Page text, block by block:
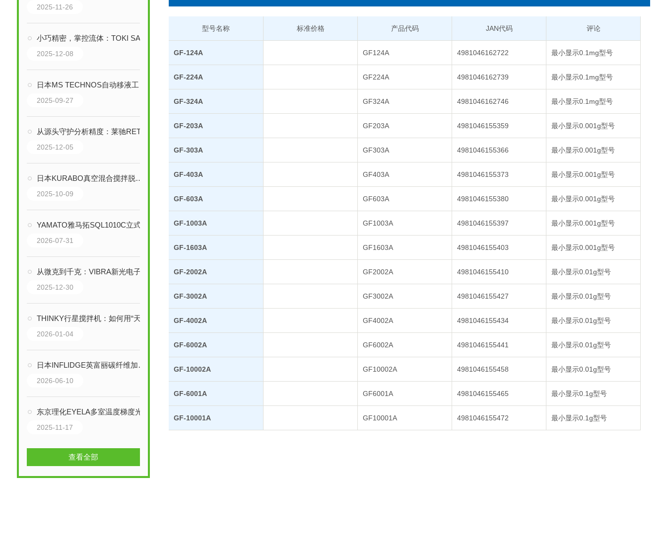
2025-11-26
小巧精密，掌控流体：TOKI SANGYO小型粘度计的技术革新与行业赋能
2025-12-08
日本MS TECHNOS自动移液工作站的工作原理是什么
2025-09-27
从源头守护分析精度：莱驰RETSCH高精度分样技术深度解析
2025-12-05
日本KURABO真空混合搅拌脱泡机：精密材料的混合解决方案
2025-10-09
YAMATO雅马拓SQL1010C立式压力蒸汽灭菌器技术解析
2026-07-31
从微克到千克：VIBRA新光电子天平的技术革新与精密世界构建
2025-12-30
THINKY行星搅拌机：如何用“天体力学”实现纳米级均匀混合？
2026-01-04
日本INFLIDGE英富丽碳纤维加热器CFH-290：高效节能的远红外加热解决方案
2026-06-10
东京理化EYELA多室温度梯度光照培养箱技术解析
2025-11-17
查看全部
型号名称 标准价格 产品代码 JAN代码 评论
GF-124A GF124A 4981046162722 最小显示0.1mg型号
GF-224A GF224A 4981046162739 最小显示0.1mg型号
GF-324A GF324A 4981046162746 最小显示0.1mg型号
GF-203A GF203A 4981046155359 最小显示0.001g型号
GF-303A GF303A 4981046155366 最小显示0.001g型号
GF-403A GF403A 4981046155373 最小显示0.001g型号
GF-603A GF603A 4981046155380 最小显示0.001g型号
GF-1003A GF1003A 4981046155397 最小显示0.001g型号
GF-1603A GF1603A 4981046155403 最小显示0.001g型号
GF-2002A GF2002A 4981046155410 最小显示0.01g型号
GF-3002A GF3002A 4981046155427 最小显示0.01g型号
GF-4002A GF4002A 4981046155434 最小显示0.01g型号
GF-6002A GF6002A 4981046155441 最小显示0.01g型号
GF-10002A GF10002A 4981046155458 最小显示0.01g型号
GF-6001A GF6001A 4981046155465 最小显示0.1g型号
GF-10001A GF10001A 4981046155472 最小显示0.1g型号